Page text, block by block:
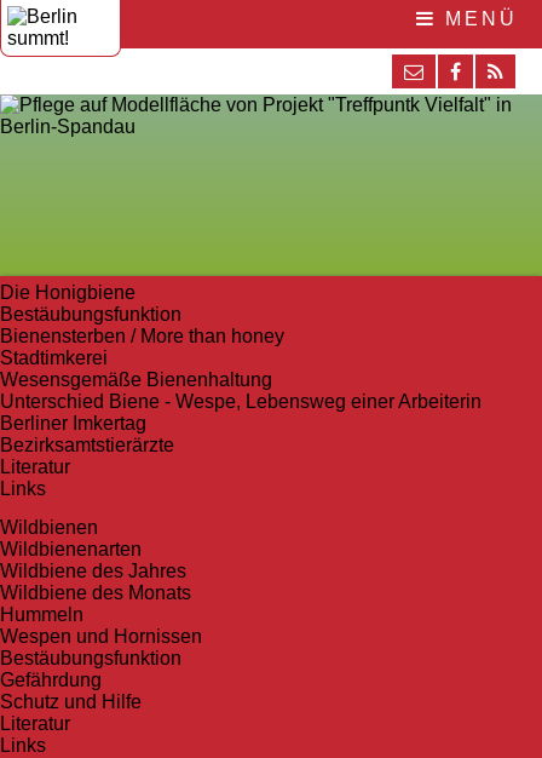
MENÜ
Die Honigbiene
Bestäubungsfunktion
Bienensterben / More than honey
Stadtimkerei
Wesensgemäße Bienenhaltung
Unterschied Biene - Wespe, Lebensweg einer Arbeiterin
Berliner Imkertag
Bezirksamtstierärzte
Literatur
Links
Wildbienen
Wildbienenarten
Wildbiene des Jahres
Wildbiene des Monats
Hummeln
Wespen und Hornissen
Bestäubungsfunktion
Gefährdung
Schutz und Hilfe
Literatur
Links